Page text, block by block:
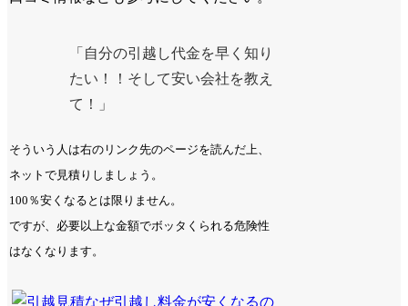
「自分の引越し代金を早く知り
たい！！そして安い会社を教え
て！」
そういう人は右のリンク先のページを読んだ上、
ネットで見積りしましょう。
100％安くなるとは限りません。
ですが、必要以上な金額でボッタくられる危険性
はなくなります。
なぜ引越し料金が安くなるの